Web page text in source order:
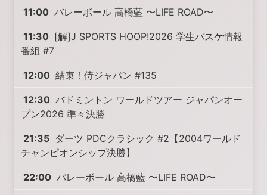
11:00 バレーボール 高橋藍 〜LIFE ROAD〜
11:30 [解]J SPORTS HOOP!2026 学生バスケ情報
番組 #7
12:00 結束！侍ジャパン #135
12:30 バドミントン ワールドツアー ジャパンオー
プン2026 準々決勝
21:35 ダーツ PDCクラシック #2【2004ワールド
チャンピオンシップ決勝】
22:00 バレーボール 高橋藍 〜LIFE ROAD〜